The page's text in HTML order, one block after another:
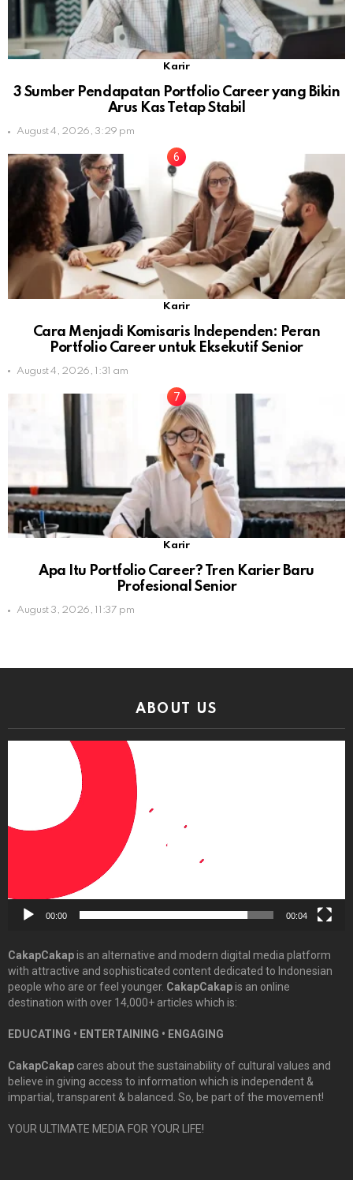
Karir
3 Sumber Pendapatan Portfolio Career yang Bikin
Arus Kas Tetap Stabil
August 4, 2026, 3:29 pm
Karir
Cara Menjadi Komisaris Independen: Peran
Portfolio Career untuk Eksekutif Senior
August 4, 2026, 1:31 am
Karir
Apa Itu Portfolio Career? Tren Karier Baru
Profesional Senior
August 3, 2026, 11:37 pm
ABOUT US
00:00 00:04
CakapCakapis an alternative and modern digital media platform
with attractive and sophisticated content dedicated to Indonesian
people who are or feel younger. CakapCakapis an online
destination with over 14,000+ articles which is:
EDUCATING • ENTERTAINING • ENGAGING
CakapCakap cares about the sustainability of cultural values and
believe in giving access to information which is independent &
impartial, transparent & balanced. So, be part of the movement!
YOUR ULTIMATE MEDIA FOR YOUR LIFE!